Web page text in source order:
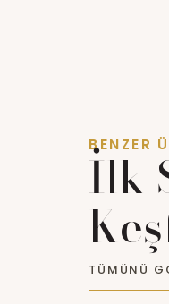
BENZER
İlk
TÜMÜNÜ